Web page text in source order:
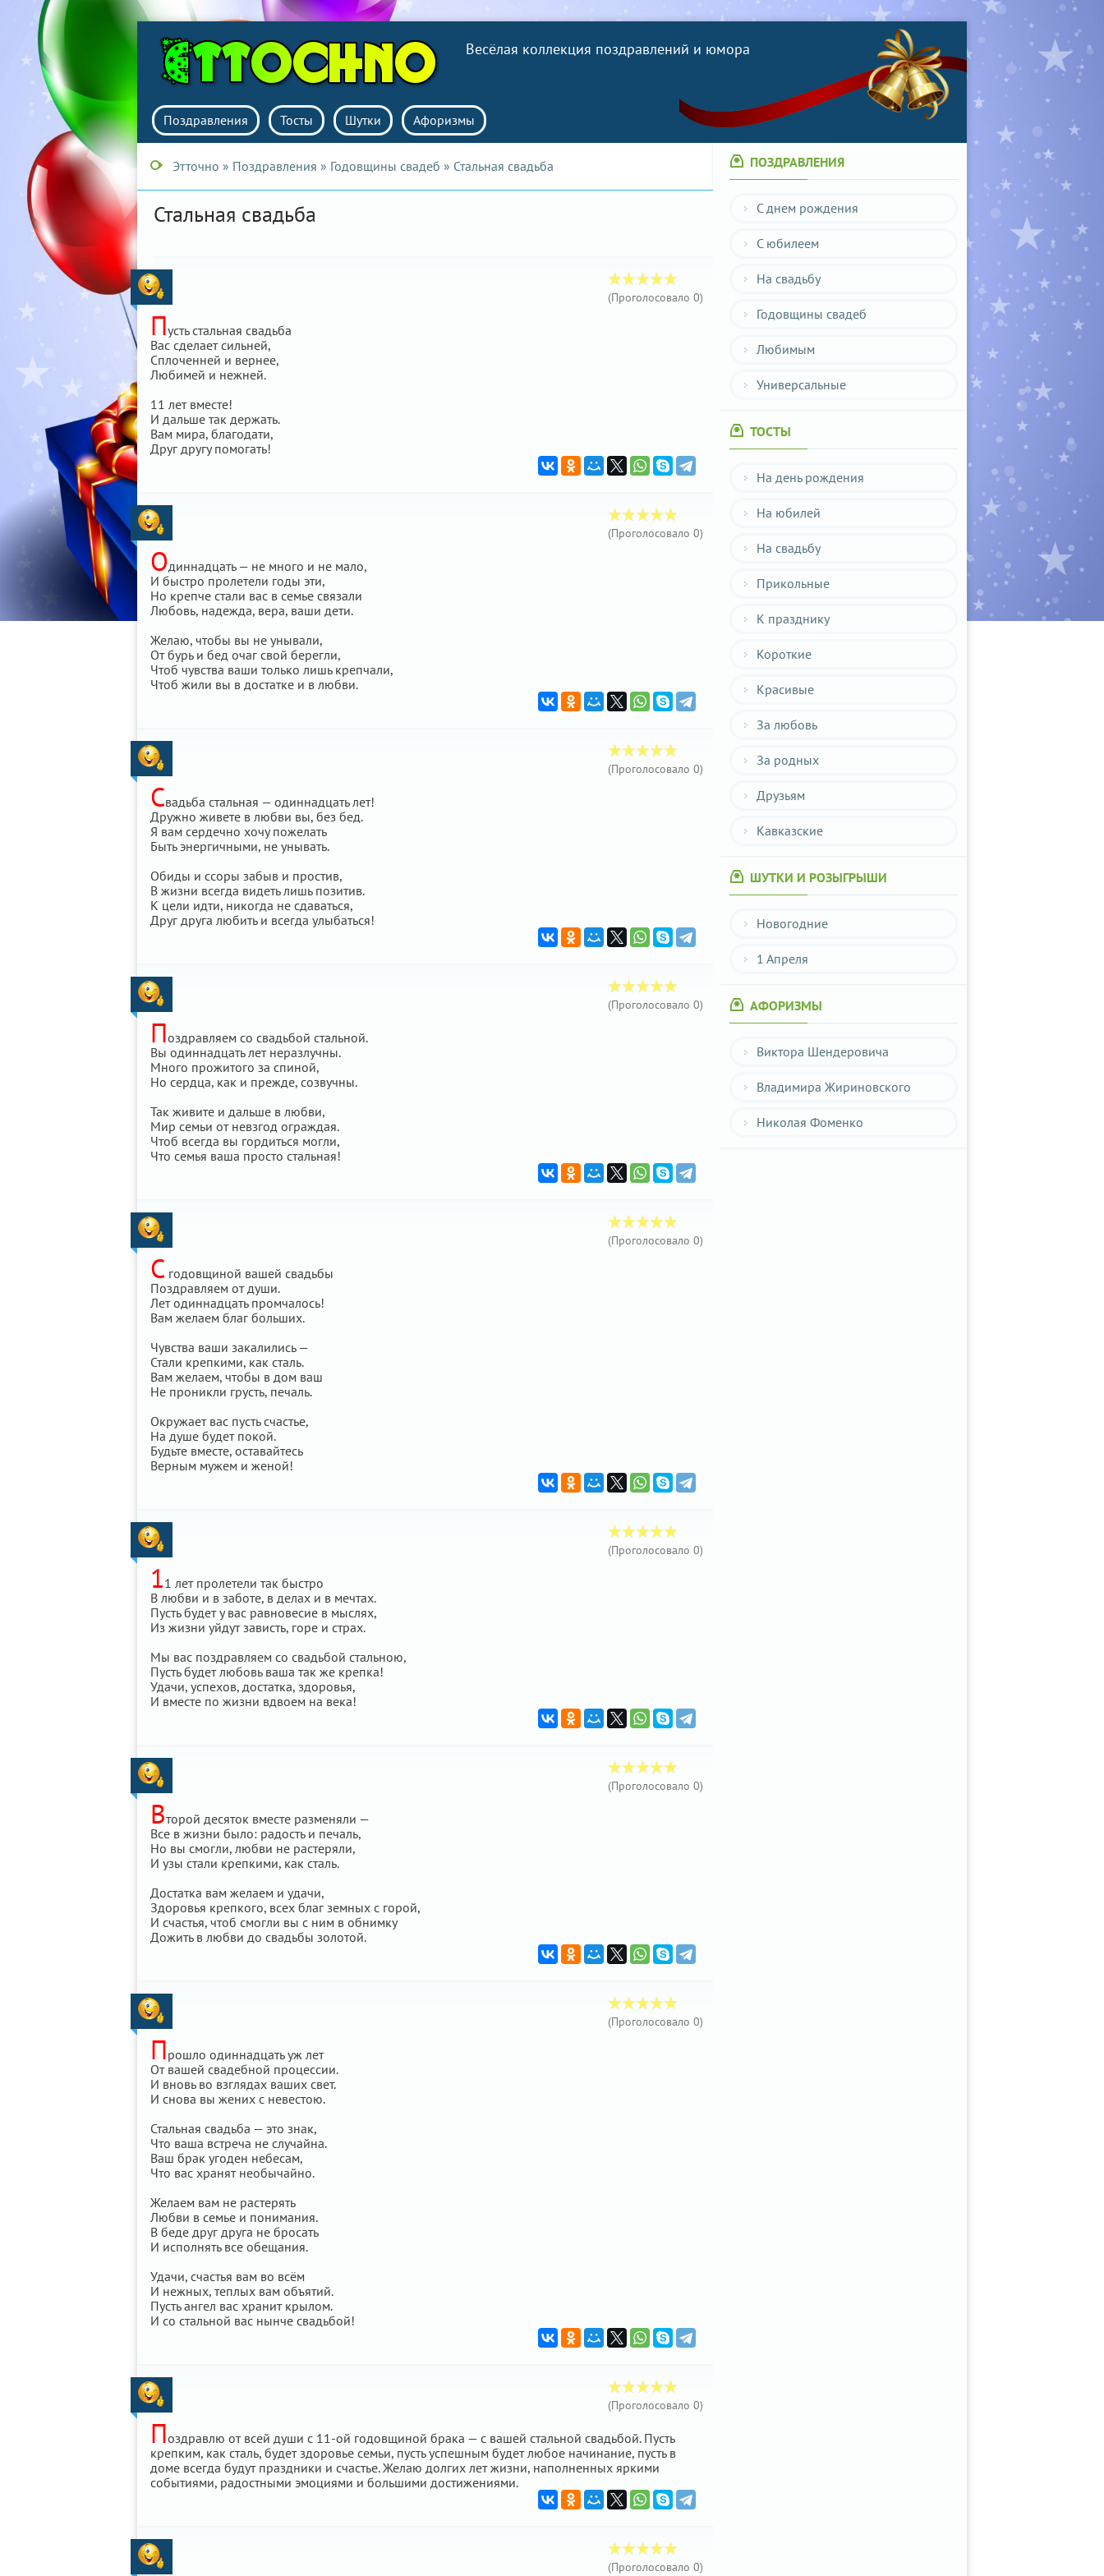
Весёлая коллекция поздравлений и юмора
Поздравления Тосты Шутки Афоризмы
Этточно » Поздравления » Годовщины свадеб » Стальная свадьба
Стальная свадьба
(Проголосовало 0)
Пусть стальная свадьба
Вас сделает сильней,
Сплоченней и вернее,
Любимей и нежней.
11 лет вместе!
И дальше так держать.
Вам мира, благодати,
Друг другу помогать!
(Проголосовало 0)
Одиннадцать — не много и не мало,
И быстро пролетели годы эти,
Но крепче стали вас в семье связали
Любовь, надежда, вера, ваши дети.
Желаю, чтобы вы не унывали,
От бурь и бед очаг свой берегли,
Чтоб чувства ваши только лишь крепчали,
Чтоб жили вы в достатке и в любви.
(Проголосовало 0)
Свадьба стальная — одиннадцать лет!
Дружно живете в любви вы, без бед.
Я вам сердечно хочу пожелать
Быть энергичными, не унывать.
Обиды и ссоры забыв и простив,
В жизни всегда видеть лишь позитив.
К цели идти, никогда не сдаваться,
Друг друга любить и всегда улыбаться!
(Проголосовало 0)
Поздравляем со свадьбой стальной.
Вы одиннадцать лет неразлучны.
Много прожитого за спиной,
Но сердца, как и прежде, созвучны.
Так живите и дальше в любви,
Мир семьи от невзгод ограждая.
Чтоб всегда вы гордиться могли,
Что семья ваша просто стальная!
(Проголосовало 0)
С годовщиной вашей свадьбы
Поздравляем от души.
Лет одиннадцать промчалось!
Вам желаем благ больших.
Чувства ваши закалились —
Стали крепкими, как сталь.
Вам желаем, чтобы в дом ваш
Не проникли грусть, печаль.
Окружает вас пусть счастье,
На душе будет покой.
Будьте вместе, оставайтесь
Верным мужем и женой!
(Проголосовало 0)
11 лет пролетели так быстро
В любви и в заботе, в делах и в мечтах.
Пусть будет у вас равновесие в мыслях,
Из жизни уйдут зависть, горе и страх.
Мы вас поздравляем со свадьбой стальною,
Пусть будет любовь ваша так же крепка!
Удачи, успехов, достатка, здоровья,
И вместе по жизни вдвоем на века!
(Проголосовало 0)
Второй десяток вместе разменяли —
Все в жизни было: радость и печаль,
Но вы смогли, любви не растеряли,
И узы стали крепкими, как сталь.
Достатка вам желаем и удачи,
Здоровья крепкого, всех благ земных с горой,
И счастья, чтоб смогли вы с ним в обнимку
Дожить в любви до свадьбы золотой.
(Проголосовало 0)
Прошло одиннадцать уж лет
От вашей свадебной процессии.
И вновь во взглядах ваших свет.
И снова вы жених с невестою.
Стальная свадьба — это знак,
Что ваша встреча не случайна.
Ваш брак угоден небесам,
Что вас хранят необычайно.
Желаем вам не растерять
Любви в семье и понимания.
В беде друг друга не бросать
И исполнять все обещания.
Удачи, счастья вам во всём
И нежных, теплых вам объятий.
Пусть ангел вас хранит крылом.
И со стальной вас нынче свадьбой!
(Проголосовало 0)
Поздравлю от всей души с 11-ой годовщиной брака — с вашей стальной свадьбой. Пусть
крепким, как сталь, будет здоровье семьи, пусть успешным будет любое начинание, пусть в
доме всегда будут праздники и счастье. Желаю долгих лет жизни, наполненных яркими
событиями, радостными эмоциями и большими достижениями.
(Проголосовало 0)
ПОЗДРАВЛЕНИЯ
С днем рождения
С юбилеем
На свадьбу
Годовщины свадеб
Любимым
Универсальные
ТОСТЫ
На день рождения
На юбилей
На свадьбу
Прикольные
К празднику
Короткие
Красивые
За любовь
За родных
Друзьям
Кавказские
ШУТКИ И РОЗЫГРЫШИ
Новогодние
1 Апреля
АФОРИЗМЫ
Виктора Шендеровича
Владимира Жириновского
Николая Фоменко